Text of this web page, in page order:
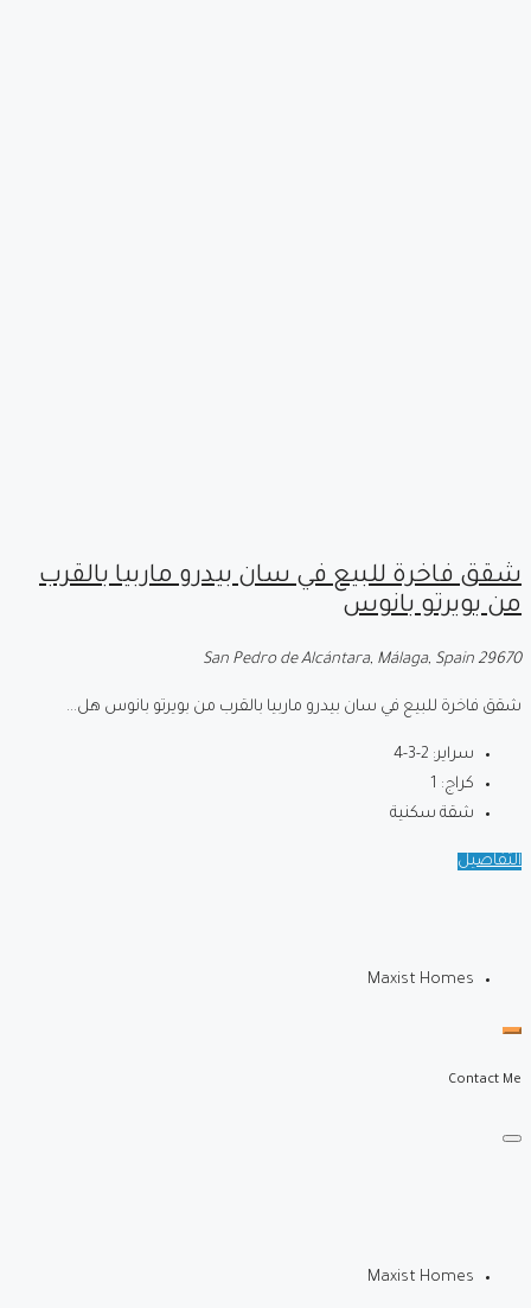
شقق فاخرة للبيع في سان بيدرو ماربيا بالقرب
من بويرتو بانوس
29670 San Pedro de Alcántara, Málaga, Spain
شقق فاخرة للبيع في سان بيدرو ماربيا بالقرب من بويرتو بانوس هل...
سراير: 2-3-4
كراج: 1
شقة سكنية
التفاصيل
Maxist Homes
Contact Me
Maxist Homes